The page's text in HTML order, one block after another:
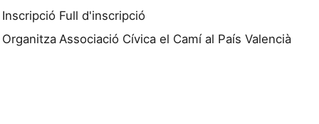
Inscripció Full d'inscripció
Organitza Associació Cívica el Camí al País Valencià